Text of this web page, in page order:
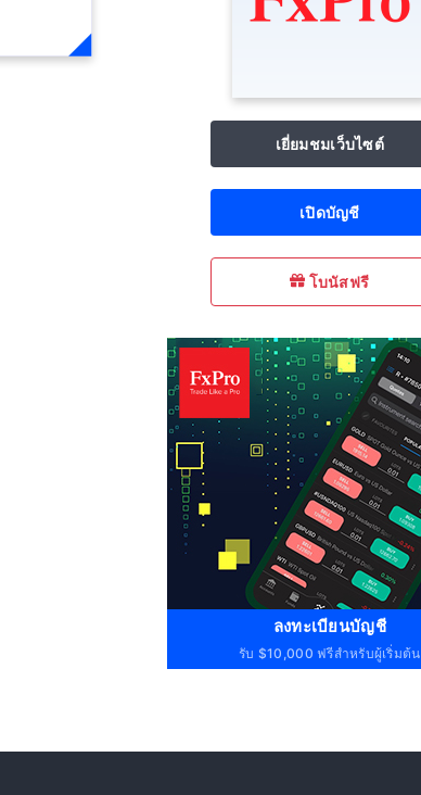
เยี่ยมชมเว็บไซต์
เปิดบัญชี
โบนัสฟรี
ลงทะเบียนบัญชี
รับ $10,000 ฟรีสำหรับผู้เริ่มต้น